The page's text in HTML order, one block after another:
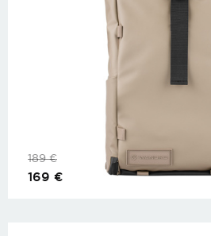
189€
169 €